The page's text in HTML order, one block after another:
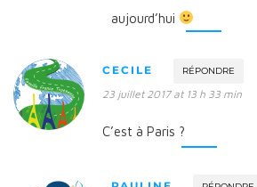
aujourd’hui
CECILE RÉPONDRE
23 juillet 2017 at 13 h 33 min
C’est à Paris ?